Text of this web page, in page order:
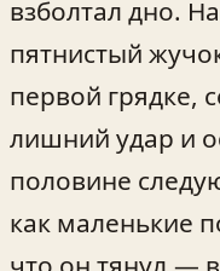
взболтал дно.
пятнистый
первой грядке,
лишний удар и
половине
как маленькие